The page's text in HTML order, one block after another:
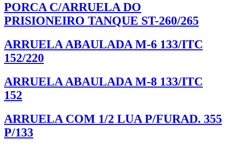
PORCA C/ARRUELA DO
PRISIONEIRO TANQUE ST-260/265
ARRUELA ABAULADA M-6 133/ITC
152/220
ARRUELA ABAULADA M-8 133/ITC
152
ARRUELA COM 1/2 LUA P/FURAD. 355
P/133